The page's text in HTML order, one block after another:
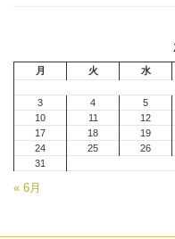
月 火 水
3
4 5
10
11 12
17
18 19
24
25 26
31
« 6月